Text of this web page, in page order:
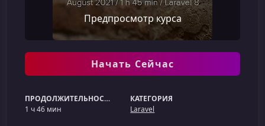
Предпросмотр курса
Начать Сейчас
ПРОДОЛЖИТЕЛЬНОСТЬ
1 ч 46 мин
КАТЕГОРИЯ
Laravel